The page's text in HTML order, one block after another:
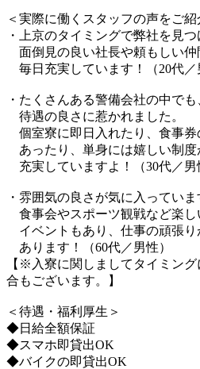
＜実際に働くスタッフの声をご紹
・上京のタイミングで弊社を見つ
面倒見の良い社長や頼もしい仲
毎日充実しています！（20代／
・たくさんある警備会社の中でも
待遇の良さに惹かれました。
個室寮に即日入れたり、食事券
あったり、単身には嬉しい制度
充実していますよ！（30代／男
・雰囲気の良さが気に入っていま
食事会やスポーツ観戦など楽し
イベントもあり、仕事の頑張り
あります！（60代／男性）
【※入寮に関しましてタイミン
合もございます。】
＜待遇・福利厚生＞
◆日給全額保証
◆スマホ即貸出OK
◆バイクの即貸出OK